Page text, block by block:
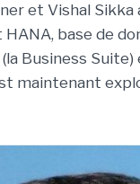
et Vishal Sikka
base de
Business
maintenant